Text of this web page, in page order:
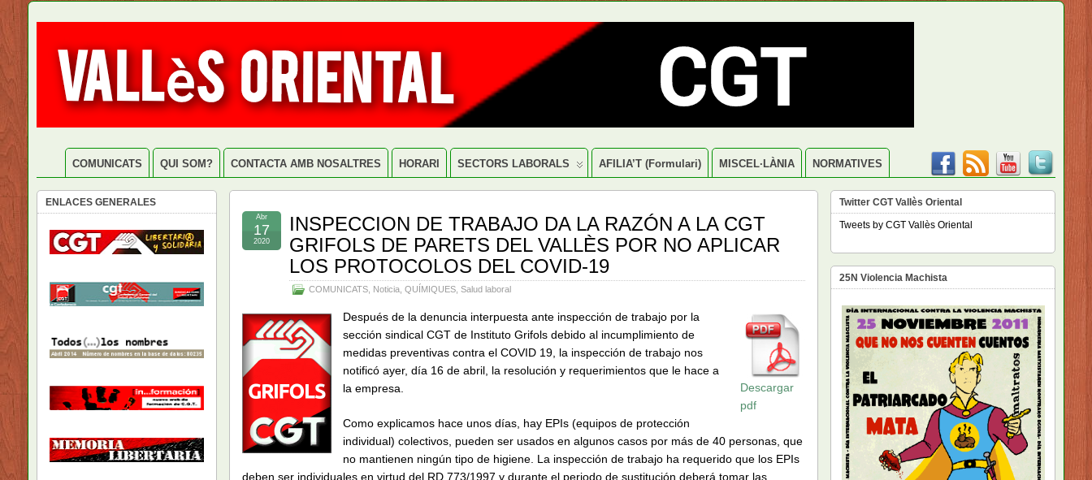
COMUNICATS QUI SOM? CONTACTA AMB NOSALTRES HORARI SECTORS LABORALS AFILIA’T (formulari) MISCEL·LÀNIA NORMATIVES
INSPECCION DE TRABAJO DA LA RAZÓN A LA CGT
GRIFOLS DE PARETS DEL VALLÈS POR NO APLICAR
LOS PROTOCOLOS DEL COVID-19
COMUNICATS Noticia QUÍMIQUES Salud laboral
Abr
17
2020
Descargar
pdf
Después de la denuncia interpuesta ante inspección de trabajo por la
sección sindical CGT de Instituto Grifols debido al incumplimiento de
medidas preventivas contra el COVID 19, la inspección de trabajo nos
notificó ayer, día 16 de abril, la resolución y requerimientos que le hace a
la empresa.
Como explicamos hace unos días, hay EPIs (equipos de protección
individual) colectivos, pueden ser usados en algunos casos por más de 40 personas, que
no mantienen ningún tipo de higiene. La inspección de trabajo ha requerido que los EPIs
deben ser individuales en virtud del RD 773/1997 y durante el periodo de sustitución deberá tomar las
ENLACES GENERALES
Twitter CGT Vallès Oriental
Tweets by CGT Vallès Oriental
25N Violencia Machista